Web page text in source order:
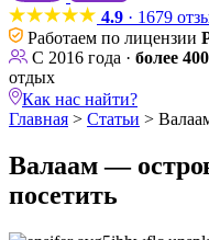
4.9 · 1679
Работаем по лицензии
С 2016 года · более
отдых
Как нас найти?
Главная > Статьи >
Валаам —
посетить